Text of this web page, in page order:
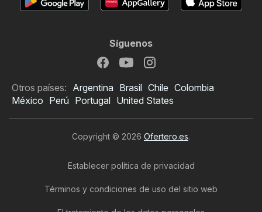
Síguenos
Otros países: Argentina Brasil Chile Colombia
México Perú Portugal United States
Copyright © 2026 Ofertero.es.
Establecer política de privacidad
Términos y condiciones de uso del sitio web